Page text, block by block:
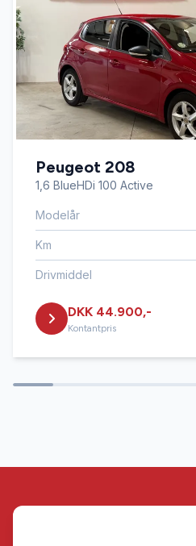
Højdejusterbare forsæder
Infocenter
Isofix
Kørecomputer
Læderrat
Servostyring
Splitbagsæder
Peugeot 208
1,6 BlueHDi 100 Active
Modelår
Km
Drivmiddel
DKK 44.900,-
Kontantpris